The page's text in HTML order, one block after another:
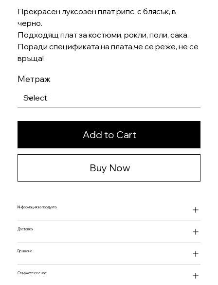
Прекрасен луксозен плат рипс, с блясък, в
черно.
Подходящ плат за костюми, рокли, поли, сака.
Поради спецификата на плата,че се реже, не се
връща!
Метраж
Add to Cart
Buy Now
Информация за продукта
Доставка
Връщане
Свържете се с нас